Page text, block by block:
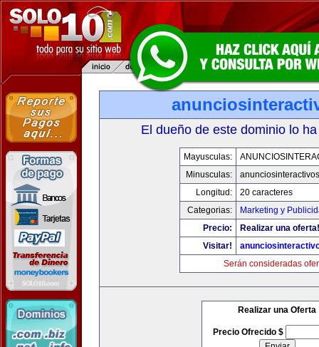
El dueño de este dominio lo
Mayusculas:
Minusculas:
Longitud:
20 caracteres
Categorias:
Marketing y
Precio:
Realizar una oferta!
Visitar!
Serán consideradas
Realizar una Oferta
Precio Ofrecido $